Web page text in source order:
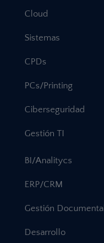
Cloud
Sistemas
CPDs
PCs/Printing
Ciberseguridad
Gestión TI
BI/Analitycs
ERP/CRM
Gestión Documental
Desarrollo